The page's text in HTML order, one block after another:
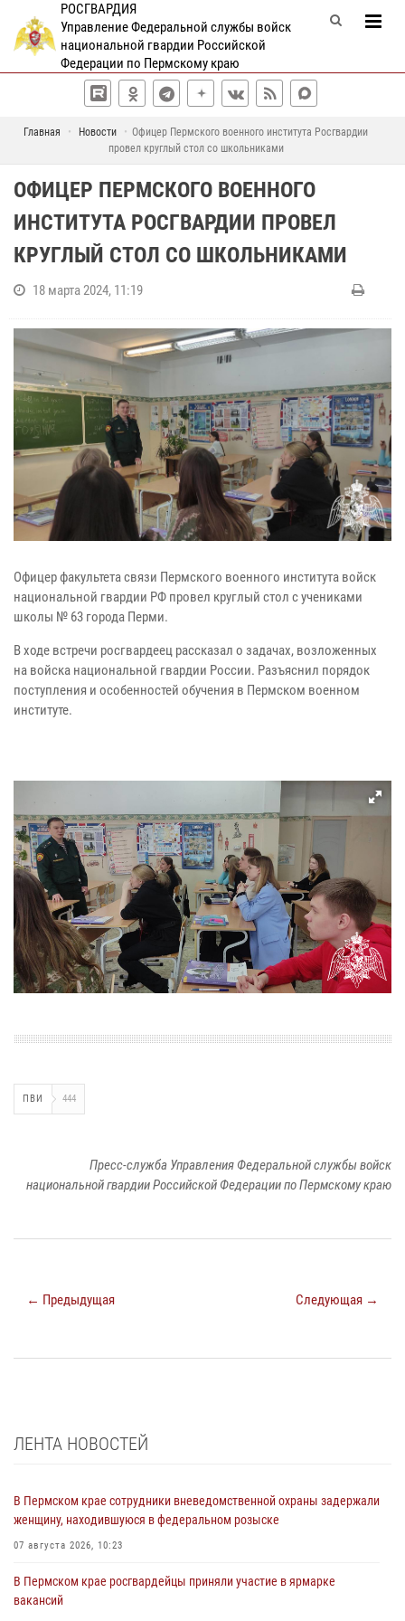
РОСГВАРДИЯ
Управление Федеральной службы войск
национальной гвардии Российской
Федерации по Пермскому краю
Главная Новости
Офицер Пермского военного института Росгвардии
провел круглый стол со школьниками
ОФИЦЕР ПЕРМСКОГО ВОЕННОГО
ИНСТИТУТА РОСГВАРДИИ ПРОВЕЛ
КРУГЛЫЙ СТОЛ СО ШКОЛЬНИКАМИ
18 марта 2024, 11:19
Офицер факультета связи Пермского военного института войск
национальной гвардии РФ провел круглый стол с учениками
школы № 63 города Перми.
В ходе встречи росгвардеец рассказал о задачах, возложенных
на войска национальной гвардии России. Разъяснил порядок
поступления и особенностей обучения в Пермском военном
институте.
ПВИ 444
Пресс-служба Управления Федеральной службы войск
национальной гвардии Российской Федерации по Пермскому краю
← Предыдущая Следующая →
ЛЕНТА НОВОСТЕЙ
В Пермском крае сотрудники вневедомственной охраны задержали
женщину, находившуюся в федеральном розыске
07 августа 2026, 10:23
В Пермском крае росгвардейцы приняли участие в ярмарке
вакансий